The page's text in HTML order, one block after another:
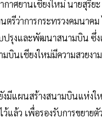
าศยานเชียงใหม่ นายสุริย
ตรีว่าการกระทรวงคมนาค
ปรุงและพัฒนาสนามบิน ซึ่ง
บินเชียงใหม่มีความสวยงา
มีแผนสร้างสนามบินแห่งใ
ล้ว เพื่อรองรับการขยายตั